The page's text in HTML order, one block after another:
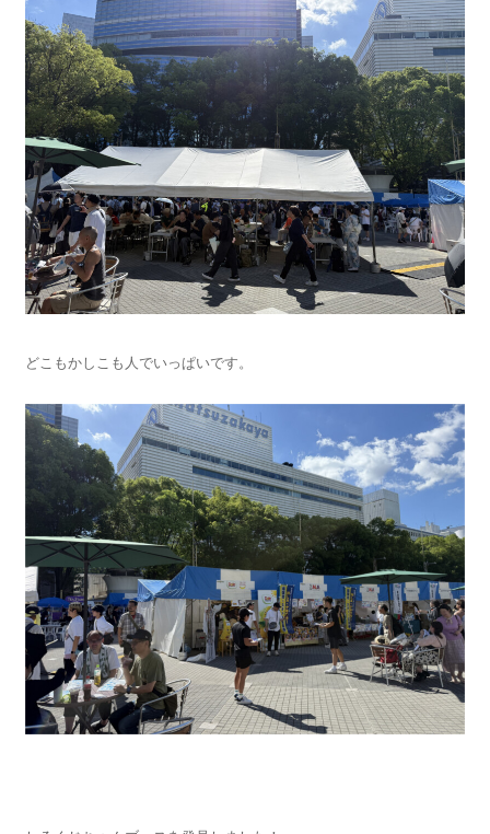
どこもかしこも人でいっぱいです。